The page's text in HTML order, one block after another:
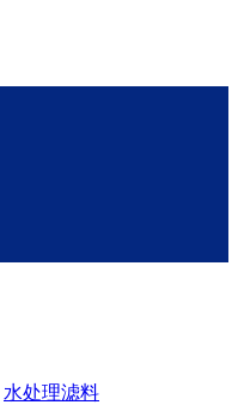
水处理滤料